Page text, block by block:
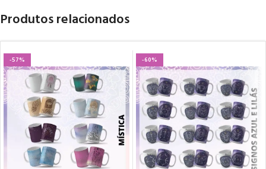
Produtos relacionados
-57% -60%